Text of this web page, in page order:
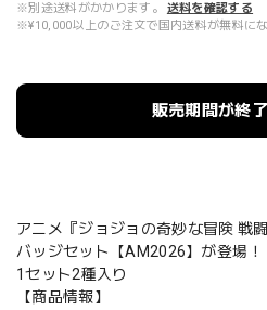
※別途送料がかかります。
送料を確認する
※¥10,000以上のご注文で国内送料が無料にな
販売期間が終
アニメ『ジョジョの奇妙な冒険 戦
バッジセット【AM2026】が登場！
1セット2種入り
【商品情報】